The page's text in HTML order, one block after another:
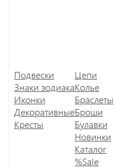
Подвески
Знаки зодиака
Иконки
Декоративные
Кресты
Цепи
Колье
Браслеты
Броши
Булавки
Новинки
Каталог
%Sale